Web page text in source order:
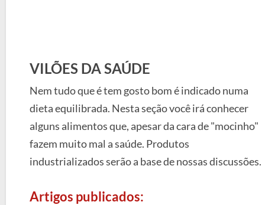
VILÕES DA SAÚDE
Nem tudo que é tem gosto bom é indicado numa
dieta equilibrada. Nesta seção você irá conhecer
alguns alimentos que, apesar da cara de "mocinho"
fazem muito mal a saúde. Produtos
industrializados serão a base de nossas discussões.
Artigos publicados: